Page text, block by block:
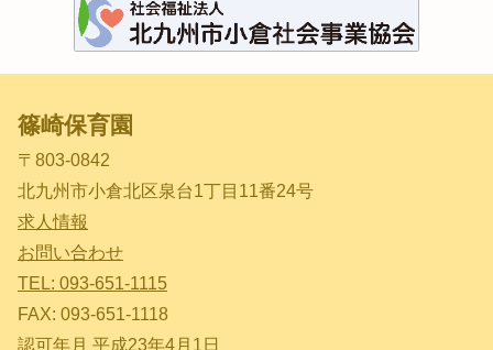
篠崎保育園
〒803-0842
北九州市小倉北区泉台1丁目11番24号
求人情報
お問い合わせ
TEL: 093-651-1115
FAX: 093-651-1118
認可年月 平成23年4月1日